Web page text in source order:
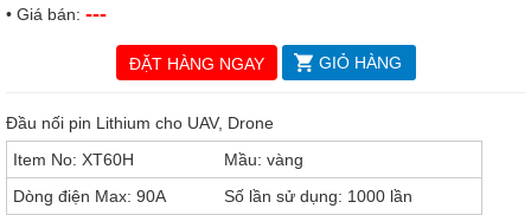
• Giá bán: ---
ĐẶT HÀNG NGAY GIỎ HÀNG
Đầu nối pin Lithium cho UAV, Drone
Item No: XT60H
Mầu: vàng
Dòng điện Max: 90A
Số lần sử dụng: 1000 lần